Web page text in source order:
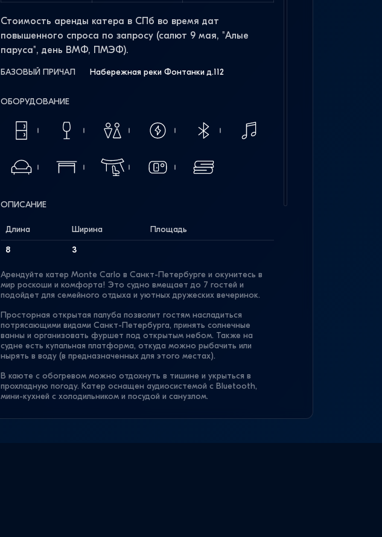
Стоимость аренды катера в СПб во время дат
повышенного спроса по запросу (салют 9 мая, "Алые
паруса", день ВМФ, ПМЭФ).
БАЗОВЫЙ ПРИЧАЛ Набережная реки Фонтанки д.112
ОБОРУДОВАНИЕ
ОПИСАНИЕ
Длина Ширина Площадь
8 3
Арендуйте катер Monte Carlo в Санкт-Петербурге и окунитесь в
мир роскоши и комфорта! Это судно вмещает до 7 гостей и
подойдет для семейного отдыха и уютных дружеских вечеринок.
Просторная открытая палуба позволит гостям насладиться
потрясающими видами Санкт-Петербурга, принять солнечные
ванны и организовать фуршет под открытым небом. Также на
судне есть купальная платформа, откуда можно рыбачить или
нырять в воду (в предназначенных для этого местах).
В каюте с обогревом можно отдохнуть в тишине и укрыться в
прохладную погоду. Катер оснащен аудиосистемой с Bluetooth,
мини-кухней с холодильником и посудой и санузлом.
Команда Marine Group поможет забыть о всех хлопотах и по